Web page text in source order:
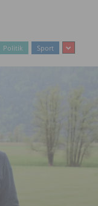
Politik Sport